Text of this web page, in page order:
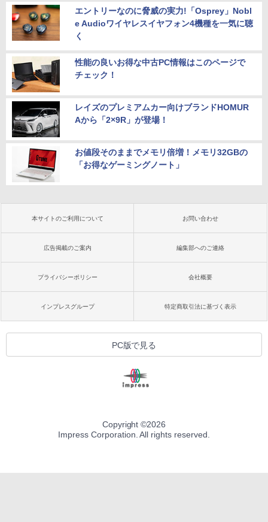
エントリーなのに脅威の実力!「Osprey」Nobl
e Audioワイヤレスイヤフォン4機種を一気に聴
く
性能の良いお得な中古PC情報はこのページで
チェック！
レイズのプレミアムカー向けブランドHOMUR
Aから「2×9R」が登場！
お値段そのままでメモリ倍増！メモリ32GBの
「お得なゲーミングノート」
本サイトのご利用について お問い合わせ
広告掲載のご案内 編集部へのご連絡
プライバシーポリシー 会社概要
インプレスグループ 特定商取引法に基づく表示
PC版で見る
Copyright ©2026
Impress Corporation. All rights reserved.